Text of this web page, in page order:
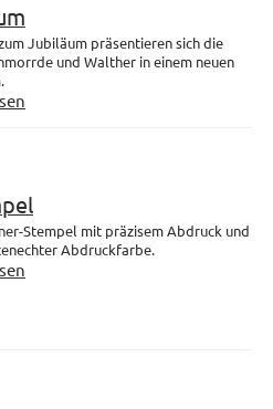
Jubiläum präsentieren sich die
und Walther in einem neuen
Stempel mit präzisem Abdruck und
Abdruckfarbe.